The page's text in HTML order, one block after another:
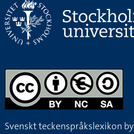
Svenskt teckenspråkslexikon by